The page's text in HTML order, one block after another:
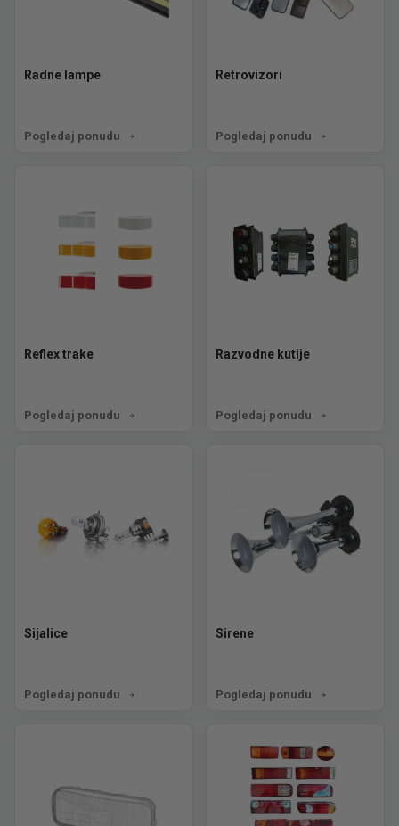
Radne lampe
Pogledaj ponudu
Retrovizori
Pogledaj ponudu
Reflex trake
Pogledaj ponudu
Razvodne kutije
Pogledaj ponudu
Sijalice
Pogledaj ponudu
Sirene
Pogledaj ponudu